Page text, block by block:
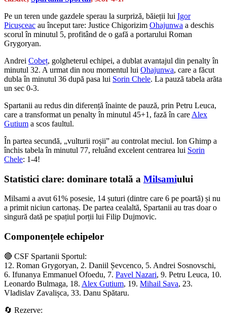
Pe un teren unde gazdele sperau la surpriză, băieții lui Igor
Picușceac au început tare: Justice Chigorizim Ohajunwa a deschis
scorul în minutul 5, profitând de o gafă a portarului Roman
Grygoryan.
Andrei Cobeț, golgheterul echipei, a dublat avantajul din penalty în
minutul 32. A urmat din nou momentul lui Ohajunwa, care a făcut
dubla în minutul 36 după pasa lui Sorin Chele. La pauză tabela arăta
un sec 0-3.
Spartanii au redus din diferență înainte de pauză, prin Petru Leuca,
care a transformat un penalty în minutul 45+1, fază în care Alex
Gutium a scos faultul.
În partea secundă, „vulturii roșii” au controlat meciul. Ion Ghimp a
închis tabela în minutul 77, reluând excelent centrarea lui Sorin
Chele: 1-4!
Statistici clare: dominare totală a Milsamiului
Milsami a avut 61% posesie, 14 șuturi (dintre care 6 pe poartă) și nu
a primit niciun cartonaș. De partea cealaltă, Spartanii au tras doar o
singură dată pe spațiul porții lui Filip Dujmovic.
Componențele echipelor
🔴 CSF Spartanii Sportul:
12. Roman Grygoryan, 2. Daniil Șevcenco, 5. Andrei Sosnovschi,
6. Ifunanya Emmanuel Ofoedu, 7. Pavel Nazari, 9. Petru Leuca, 10.
Leonardo Bulmaga, 18. Alex Gutium, 19. Mihail Sava, 23.
Vladislav Zavalișca, 33. Danu Spătaru.
🔄 Rezerve: